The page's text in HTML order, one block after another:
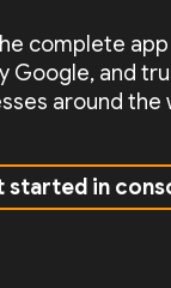
complete
Google, and
around the
started in